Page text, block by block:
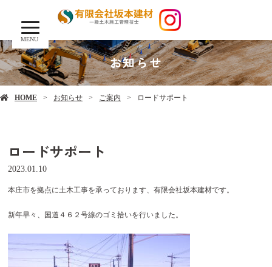
MENU
お知らせ
HOME お知らせ ご案内 ロードサポート
ロードサポート
2023.01.10
本庄市を拠点に土木工事を承っております、有限会社坂本建材です。
新年早々、国道４６２号線のゴミ拾いを行いました。